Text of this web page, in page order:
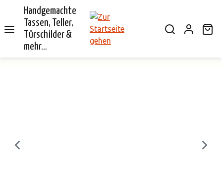
springen
Handgemachte
Tassen, Teller,
Türschilder &
mehr...